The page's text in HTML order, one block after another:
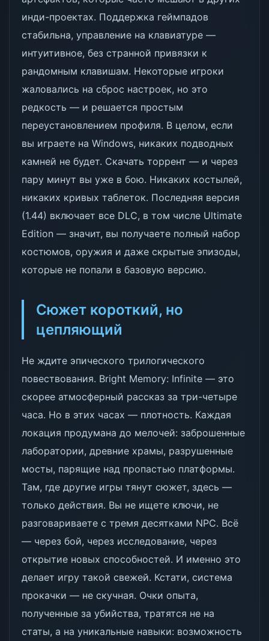
инди-проектах. Поддержка геймпадов
стабильна, управление на клавиатуре —
интуитивное, без странной привязки к
рандомным клавишам. Некоторые игроки
жаловались на сброс настроек, но это
редкость — и решается простым
переустановлением профиля. В целом, если
вы играете на Windows, никаких подводных
камней не будет. Скачать торрент — и через
пару минут вы уже в бою. Никаких костылей,
никаких кривых таблеток. Последняя версия
(1.44) включает все DLC, в том числе Ultimate
Edition — значит, вы получаете полный набор
костюмов, оружия и даже скрытые эпизоды,
которые не попали в базовую версию.
Сюжет короткий, но
цепляющий
Не ждите эпического трилогического
повествования. Bright Memory: Infinite — это
скорее атмосферный рассказ за три-четыре
часа. Но в этих часах — плотность. Каждая
локация продумана до мелочей: заброшенные
лаборатории, древние храмы, разрушенные
мосты, парящие над пропастью платформы.
Там, где другие игры тянут сюжет, здесь —
только действия. Вы не ищете ключи, не
разговариваете с тремя десятками NPC. Всё
— через бой, через исследование, через
открытие новых способностей. И именно это
делает игру такой свежей. Кстати, система
прокачки — не скучная. Очки опыта,
полученные за убийства, тратятся не на
статы, а на уникальные навыки: возможность